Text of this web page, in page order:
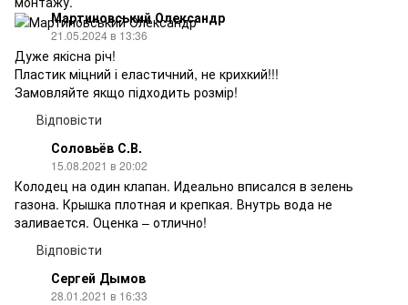
Мартиновський Олександр
21.05.2024 в 13:36
Дуже якісна річ!
Пластик міцний і еластичний, не крихкий!!!
Замовляйте якщо підходить розмір!
Відповісти
Соловьёв С.В.
15.08.2021 в 20:02
Колодец на один клапан. Идеально вписался в зелень
газона. Крышка плотная и крепкая. Внутрь вода не
заливается. Оценка – отлично!
Відповісти
Сергей Дымов
28.01.2021 в 16:33